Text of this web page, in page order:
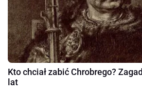
Kto chciał zabić Chrobrego?
lat